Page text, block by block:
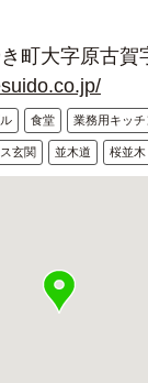
町大字原古賀
食堂 業務用キッチ
玄関 並木道 桜並木